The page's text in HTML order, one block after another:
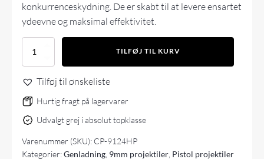
konkurrenceskydning. De er skabt til at levere ensartet
ydeevne og maksimal effektivitet.
CamPro
124
gr
FCP
500
stk
antal
TILFØJ TIL KURV
Tilføj til ønskeliste
Hurtig fragt på lagervarer
Udvalgt grej i absolut topklasse
Varenummer (SKU): CP-9124HP
Kategorier:Genladning 9mm projektiler Pistol projektiler